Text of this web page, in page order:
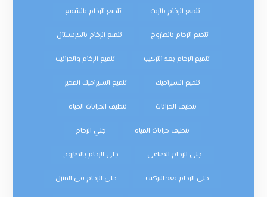
تلميع الرخام بالزيت تلميع الرخام بالشمع
تلميع الرخام بالصاروخ تلميع الرخام بالكريستال
تلميع الرخام بعد التركيب تلميع الرخام والجرانيت
تلميع السيراميك تلميع السيراميك المجير
تنظيف الخزانات تنظيف الخزانات المياه
تنظيف خزانات المياه جلي الرخام
جلي الرخام الصناعي جلي الرخام بالصاروخ
جلي الرخام بعد التركيب جلي الرخام في المنزل